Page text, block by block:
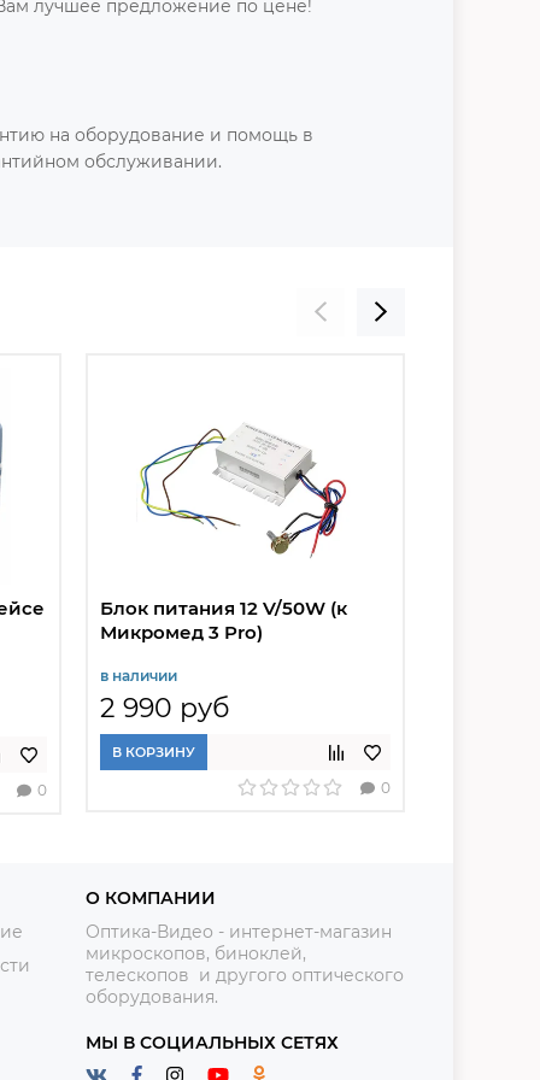
лучшее предложение по цене!
на оборудование и помощь в
обслуживании.
0
Блок питания 12 V/50W (к
Микромед 3 Pro)
в наличии
2 990 руб
В КОРЗИНУ
0
О КОМПАНИИ
Оптика-Видео - интернет-магазин
микроскопов, биноклей,
телескопов и другого оптического
оборудования.
МЫ В СОЦИАЛЬНЫХ СЕТЯХ